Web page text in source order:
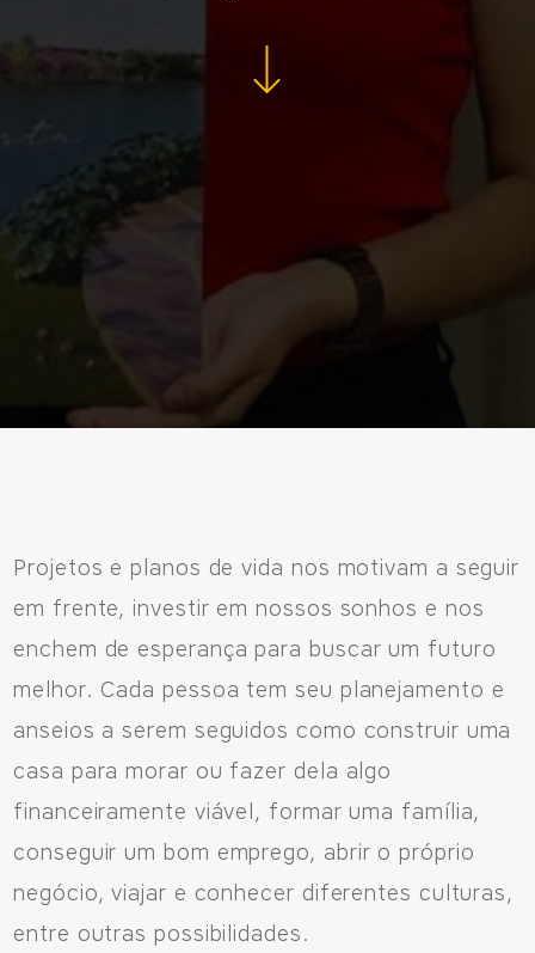
Projetos e planos de vida nos motivam a seguir
em frente, investir em nossos sonhos e nos
enchem de esperança para buscar um futuro
melhor. Cada pessoa tem seu planejamento e
anseios a serem seguidos como construir uma
casa para morar ou fazer dela algo
financeiramente viável, formar uma família,
conseguir um bom emprego, abrir o próprio
negócio, viajar e conhecer diferentes culturas,
entre outras possibilidades.